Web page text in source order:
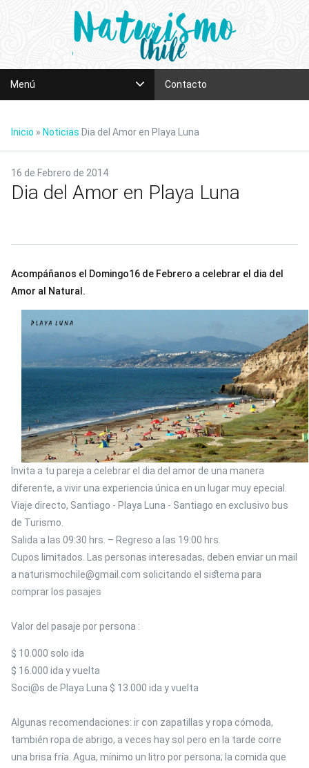
Menú Contacto
Club Playa Luna
Hazte Socio/a
Playa Luna
Preguntas Frecuentes
Noticias
En la Prensa
Contacto
Inicio » Noticias Dia del Amor en Playa Luna
16 de Febrero de 2014
Dia del Amor en Playa Luna
Acompáñanos el Domingo16 de Febrero a celebrar el dia del
Amor al Natural.
Invita a tu pareja a celebrar el dia del amor de una manera
diferente, a vivir una experiencia única en un lugar muy epecial.
Viaje directo, Santiago - Playa Luna - Santiago en exclusivo bus
de Turismo.
Salida a las 09:30 hrs. – Regreso a las 19:00 hrs.
Cupos limitados. Las personas interesadas, deben enviar un mail
a naturismochile@gmail.com solicitando el sistema para
comprar los pasajes
Valor del pasaje por persona :
$ 10.000 solo ida
$ 16.000 ida y vuelta
Soci@s de Playa Luna $ 13.000 ida y vuelta
Algunas recomendaciones: ir con zapatillas y ropa cómoda,
también ropa de abrigo, a veces hay sol pero en la tarde corre
una brisa fría. Agua, mínimo un litro por persona; la comida que